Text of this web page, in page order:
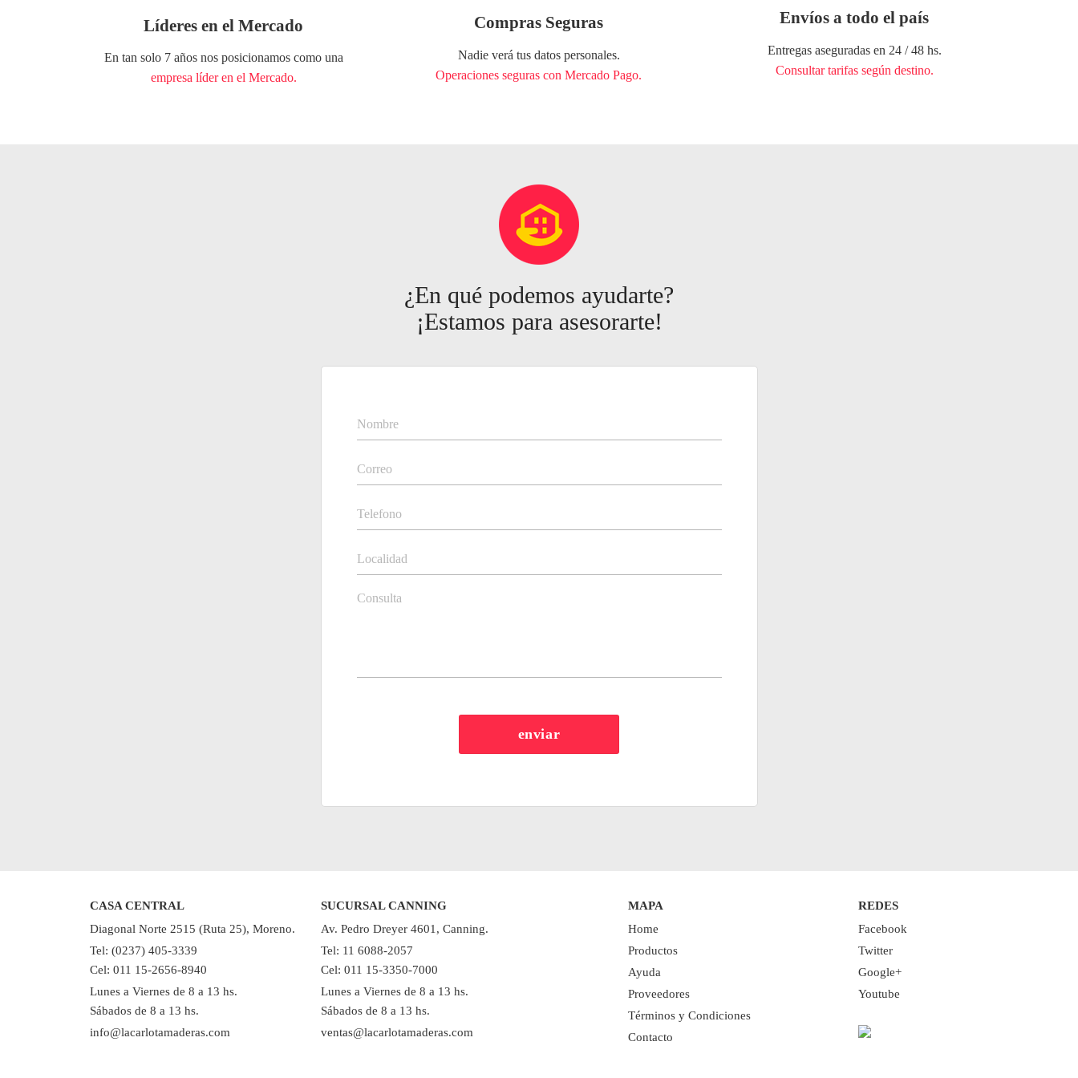
Líderes en el Mercado
En tan solo 7 años nos posicionamos como una
empresa líder en el Mercado.
Compras Seguras
Nadie verá tus datos personales.
Operaciones seguras con Mercado Pago.
Envíos a todo el país
Entregas aseguradas en 24 / 48 hs.
Consultar tarifas según destino.
¿En qué podemos ayudarte?
¡Estamos para asesorarte!
CASA CENTRAL
Diagonal Norte 2515 (Ruta 25), Moreno.
Tel: (0237) 405-3339
Cel: 011 15-2656-8940
Lunes a Viernes de 8 a 13 hs.
Sábados de 8 a 13 hs.
info@lacarlotamaderas.com
SUCURSAL CANNING
Av. Pedro Dreyer 4601, Canning.
Tel: 11 6088-2057
Cel: 011 15-3350-7000
Lunes a Viernes de 8 a 13 hs.
Sábados de 8 a 13 hs.
ventas@lacarlotamaderas.com
MAPA
Home
Productos
Ayuda
Proveedores
Términos y Condiciones
Contacto
REDES
Facebook
Twitter
Google+
Youtube